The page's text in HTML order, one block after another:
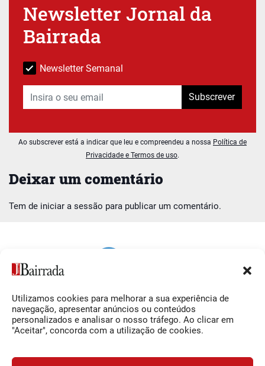
Utilizamos cookies para melhorar a sua experiência de
navegação, apresentar anúncios ou conteúdos
personalizados e analisar o nosso tráfego. Ao clicar em
"Aceitar", concorda com a utilização de cookies.
Deixar um comentário
Tem de iniciar a sessão para publicar um comentário.
Newsletter Jornal da
Bairrada
Newsletter Semanal
Subscrever
Ao subscrever está a indicar que leu e compreendeu a nossa Política de
Privacidade e Termos de uso.
Siga-nos
Facebook
O Jornal da Bairrada
Contactos